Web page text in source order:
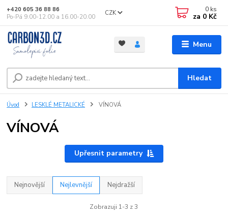
Menu
CZK
Hledat
+420 605 36 88 86
Po-Pá 9.00-12.00 a 16.00-20.00
0 ks
za 0 Kč
Úvod LESKLÉ METALICKÉ VÍNOVÁ
VÍNOVÁ
Upřesnit parametry
Nejnovější Nejlevnější Nejdražší
Zobrazuji 1-3 z 3